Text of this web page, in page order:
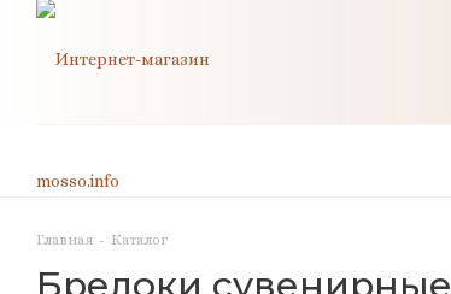
Главная - Каталог
Брелоки сувенирные